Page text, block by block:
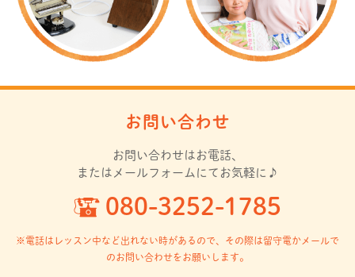
お問い合わせ
お問い合わせはお電話、
またはメールフォームにてお気軽に♪
080-3252-1785
※電話はレッスン中など出れない時があるので、 その際は留守電かメールで
のお問い合わせをお願いします。